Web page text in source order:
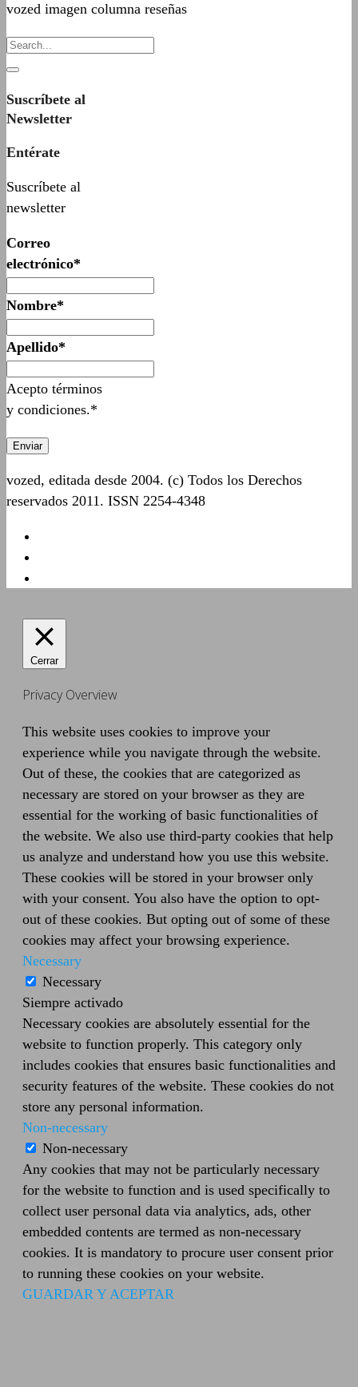
vozed imagen columna reseñas
Suscríbete al
Newsletter
Entérate
Suscríbete al
newsletter
Correo
electrónico*
Nombre*
Apellido*
Acepto términos
y condiciones.*
vozed, editada desde 2004. (c) Todos los Derechos
reservados 2011. ISSN 2254-4348
Cerrar
Privacy Overview
This website uses cookies to improve your
experience while you navigate through the website.
Out of these, the cookies that are categorized as
necessary are stored on your browser as they are
essential for the working of basic functionalities of
the website. We also use third-party cookies that help
us analyze and understand how you use this website.
These cookies will be stored in your browser only
with your consent. You also have the option to opt-
out of these cookies. But opting out of some of these
cookies may affect your browsing experience.
Necessary
Necessary
Siempre activado
Necessary cookies are absolutely essential for the
website to function properly. This category only
includes cookies that ensures basic functionalities and
security features of the website. These cookies do not
store any personal information.
Non-necessary
Non-necessary
Any cookies that may not be particularly necessary
for the website to function and is used specifically to
collect user personal data via analytics, ads, other
embedded contents are termed as non-necessary
cookies. It is mandatory to procure user consent prior
to running these cookies on your website.
GUARDAR Y ACEPTAR